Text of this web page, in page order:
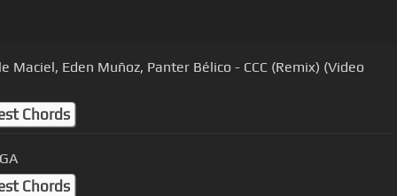
Maciel, Eden Muñoz, Panter Bélico - CCC (Remix) (Video
Chords
Chords